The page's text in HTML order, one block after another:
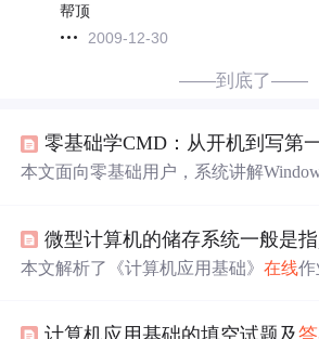
帮顶
2009-12-30
——到底了——
零基础学CMD：从开机到写第
本文面向零基础用户，系统讲解
询等常用命令，详解交互式菜单设计
现、错误处理机制及自测反馈模块。强
本文解析了《计算机应用基础》在线作
计算机应用基础的填空试题及